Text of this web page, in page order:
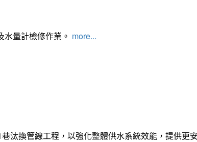
量計檢修作業。 more...
汰換管線工程，以強化整體供水系統效能，提供更